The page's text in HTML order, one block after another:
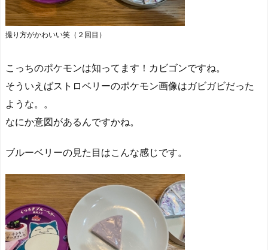
撮り方がかわいい笑（２回目）
こっちのポケモンは知ってます！カビゴンですね。
そういえばストロベリーのポケモン画像はガビガビだった
ような。。
なにか意図があるんですかね。
ブルーベリーの見た目はこんな感じです。